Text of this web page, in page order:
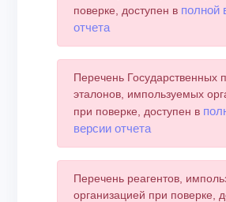
поверке, доступен в полной
отчета
Перечень Государственных
эталонов, импользуемых
при поверке, доступен в
версии отчета
Перечень реагентов,
организацией при поверке,